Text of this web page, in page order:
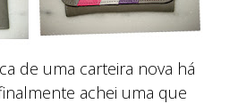
de uma carteira nova há
achei uma que